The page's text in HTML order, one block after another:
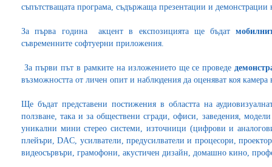
съпътстващата програма, съдържаща презентации и
За първа година акцент в експозицията ще бъдат
съвременните софтуерни приложения.
За първи път в рамките на изложението ще се проведе
възможността от личен опит и наблюдения да оценяват коя
Ще бъдат представени постижения в областта на
ползване, така и за обществени сгради, офиси, заведения,
уникални мини стерео системи, източници (цифрови и
плейъри, DAC, усилватели, предусилватели и процесори,
видеосървъри, грамофони, акустичен дизайн, домашно кино,